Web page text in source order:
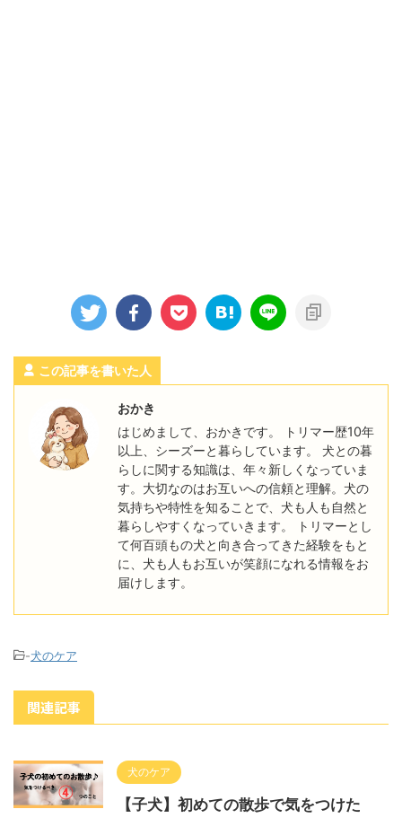
この記事を書いた人
おかき
はじめまして、おかきです。 トリマー歴10年
以上、シーズーと暮らしています。 犬との暮
らしに関する知識は、年々新しくなっていま
す。大切なのはお互いへの信頼と理解。犬の
気持ちや特性を知ることで、犬も人も自然と
暮らしやすくなっていきます。 トリマーとし
て何百頭もの犬と向き合ってきた経験をもと
に、犬も人もお互いが笑顔になれる情報をお
届けします。
-犬のケア
関連記事
犬のケア
【子犬】初めての散歩で気をつけた